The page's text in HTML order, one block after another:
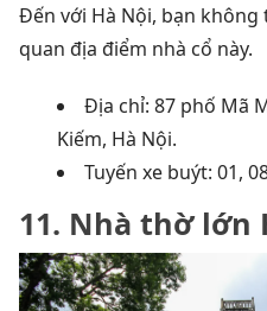
Đến với Hà Nội, bạn
quan địa điểm nhà cổ này.
Địa chỉ: 87 phố Mã
Kiếm, Hà Nội.
Tuyến xe buýt: 01,
11. Nhà thờ lớn